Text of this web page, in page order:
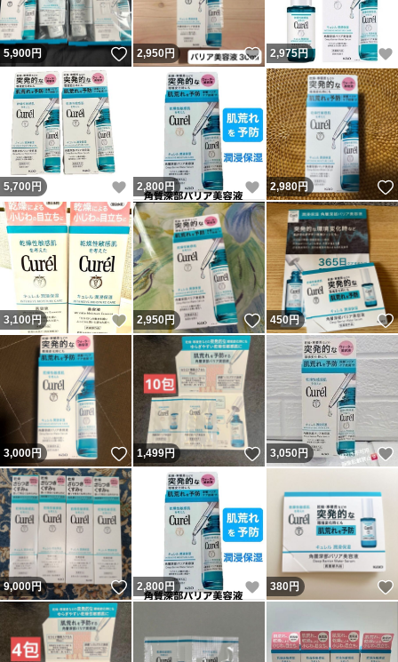
5,900円 いいね！
2,950円 いいね！
2,975円
5,700 円 いいね！
2,800円 いいね！
2,980円
3,100円 いいね！
2,950円 いいね！
450円
3,000円 いいね！
1,499円 いいね！
3,050円
9,000円 いいね！
2,800円 いいね！
380円